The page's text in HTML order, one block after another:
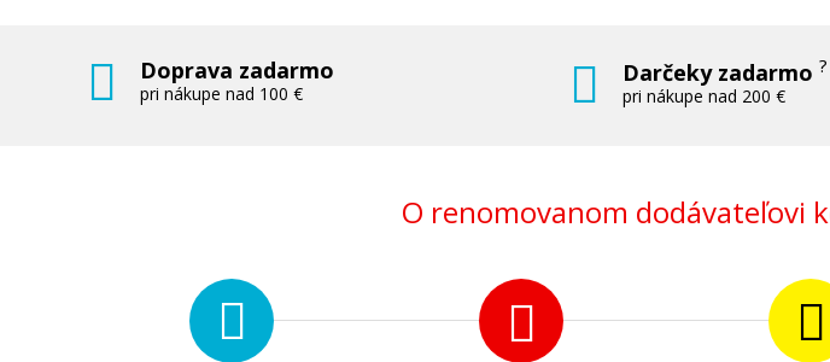
Doprava zadarmo
pri nákupe nad 100 €
Darčeky zadarmo?
pri nákupe nad 200 €
O renomovanom dodávateľovi